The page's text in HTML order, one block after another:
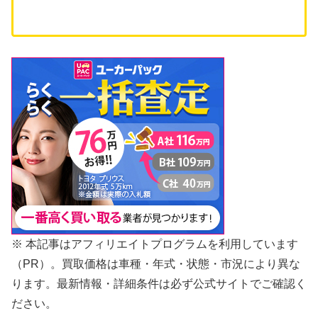
※ 本記事はアフィリエイトプログラムを利用しています
（PR）。買取価格は車種・年式・状態・市況により異な
ります。最新情報・詳細条件は必ず公式サイトでご確認く
ださい。